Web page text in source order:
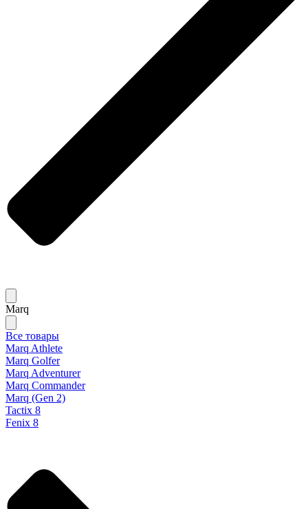
Marq
Все товары
Marq Athlete
Marq Golfer
Marq Adventurer
Marq Commander
Marq (Gen 2)
Tactix 8
Fenix 8